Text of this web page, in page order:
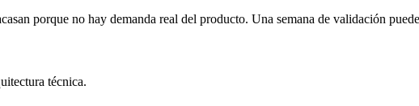
porque no hay demanda real del producto. Una semana de validación
técnica.